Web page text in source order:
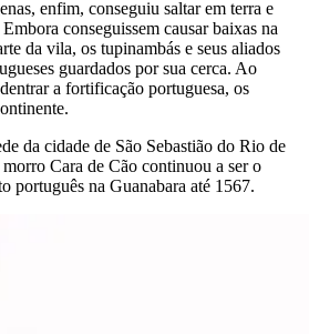
enfim, conseguiu saltar em terra e
conseguissem causar baixas na
da vila, os tupinambás e seus aliados
guardados por sua cerca. Ao
a fortificação portuguesa, os
da cidade de São Sebastião do Rio de
Cara de Cão continuou a ser o
português na Guanabara até 1567.